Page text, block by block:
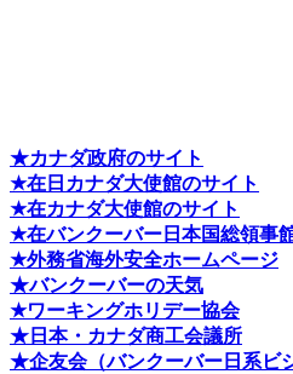
★カナダ政府のサイト
★在日カナダ大使館のサイト
★在カナダ大使館のサイト
★在バンクーバー日本国総領事
★外務省海外安全ホームページ
★バンクーバーの天気
★ワーキングホリデー協会
★日本・カナダ商工会議所
★企友会（バンクーバー日系ビ